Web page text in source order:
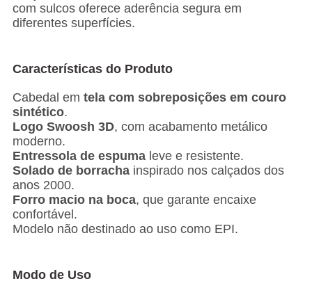
com sulcos oferece aderência segura em
diferentes superfícies.
Características do Produto
Cabedal em tela com sobreposições em couro
sintético.
Logo Swoosh 3D, com acabamento metálico
moderno.
Entressola de espumaleve e resistente.
Solado de borrachainspirado nos calçados dos
anos 2000.
Forro macio na boca, que garante encaixe
confortável.
Modelo não destinado ao uso como EPI.
Modo de Uso